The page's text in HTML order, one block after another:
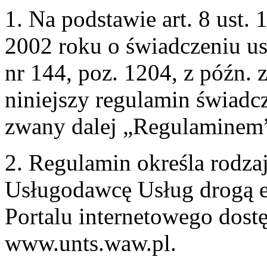
1. Na podstawie art. 8 ust.
2002 roku o świadczeniu
nr 144, poz. 1204, z późn.
niniejszy regulamin
zwany dalej
2. Regulamin określa
Usługodawcę Usług
Portalu internetowego
www.unts.waw.pl.